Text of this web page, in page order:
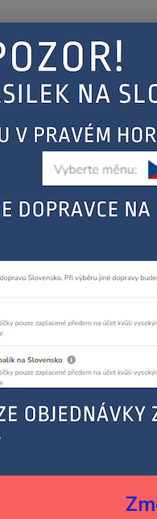
SPOTŘEBIČŮ
FAGOR, MASTERCOOK